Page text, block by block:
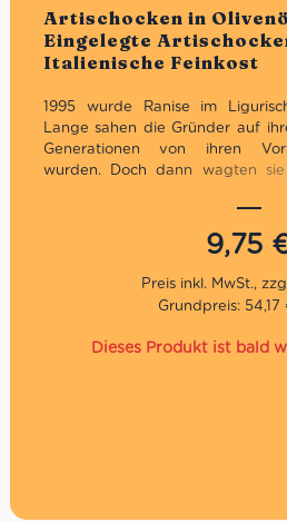
Artischocken in
Eingelegte
Italienische Feinkost
Bewertet
1995 wurde Ranise im
Lange sahen die Gründer auf
Generationen von ihren
wurden. Doch dann wagten
Pressung bis zur Verpackung
Gründer von Ranise alles selbst.
Die Mühe und Leidenschaft
öffnete Ranise einen größeren
Hauptquartier in Chiusanico.
sich auf authentische
Pesto, Kräuter sowie diesen
9,75
Grundpreis: 54,17
Dieses Produkt ist bald